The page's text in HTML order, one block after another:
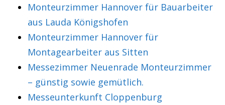
Monteurzimmer Hannover für Bauarbeiter
aus Lauda Königshofen
Monteurzimmer Hannover für
Montagearbeiter aus Sitten
Messezimmer Neuenrade Monteurzimmer
– günstig sowie gemütlich.
Messeunterkunft Cloppenburg